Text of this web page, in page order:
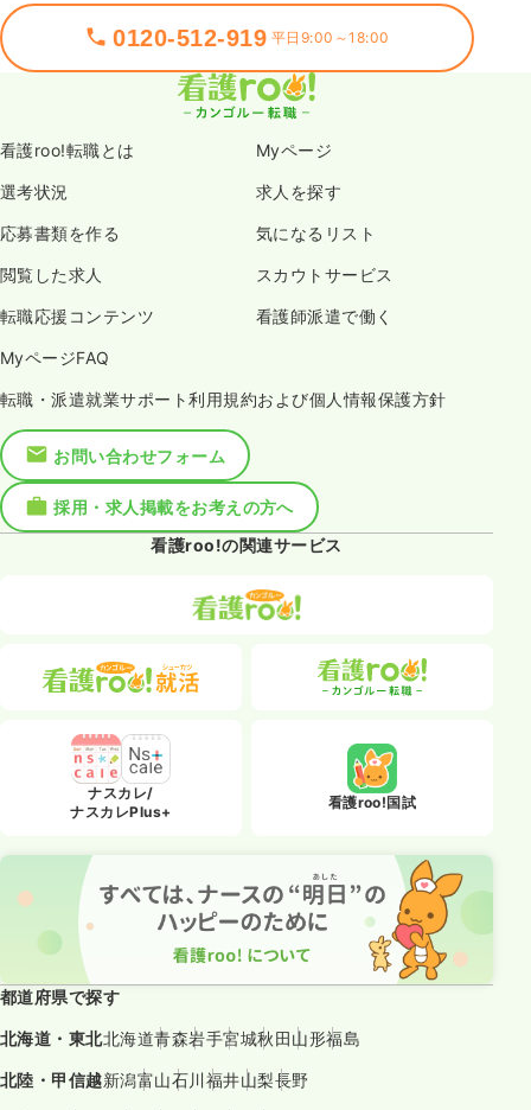
0120-512-919 平日9:00～18:00
看護roo!転職とは Myページ
選考状況 求人を探す
応募書類を作る 気になるリスト
閲覧した求人 スカウトサービス
転職応援コンテンツ 看護師派遣で働く
MyページFAQ
転職・派遣就業サポート利用規約および個人情報保護方針
お問い合わせフォーム
採用・求人掲載をお考えの方へ
看護roo!の関連サービス
ナスカレ/
ナスカレPlus+
看護roo!国試
都道府県で探す
北海道・東北北海道青森岩手宮城秋田山形福島
北陸・甲信越新潟富山石川福井山梨長野